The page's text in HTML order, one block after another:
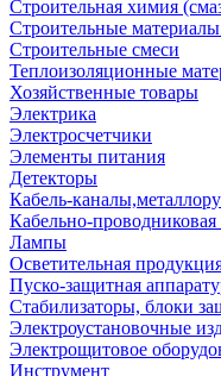
Строительная химия
Строительные материалы
Строительные смеси
Теплоизоляционные
Хозяйственные товары
Электрика
Электросчетчики
Элементы питания
Детекторы
Кабель-
Кабельно-
Лампы
Осветительная
Пуско-защитная
Стабилизаторы, блоки
Электроустановочные
Электрощитовое
Инструмент